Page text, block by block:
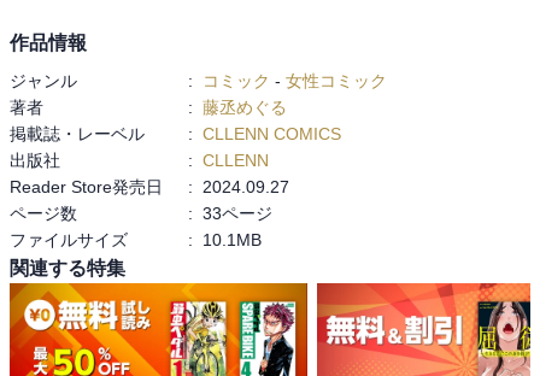
作品情報
ジャンル : コミック - 女性コミック
著者
: 藤丞めぐる
掲載誌・レーベル
: CLLENN COMICS
出版社
: CLLENN
Reader Store発売日
:
2024.09.27
ページ数
: 33ページ
ファイルサイズ
: 10.1MB
関連する特集